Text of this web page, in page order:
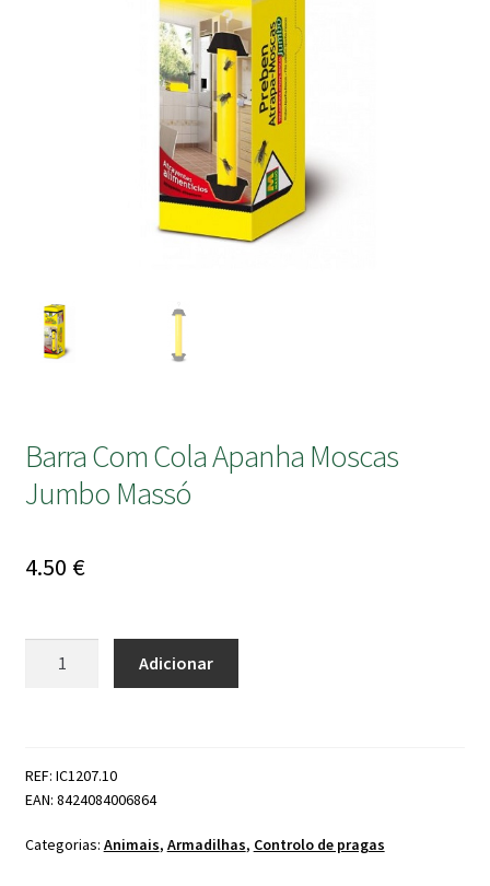
Barra Com Cola Apanha Moscas
Jumbo Massó
4.50 €
Apanha
Jumbo
Adicionar
REF: IC1207.10
EAN: 8424084006864
Categorias: Animais, Armadilhas, Controlo de pragas